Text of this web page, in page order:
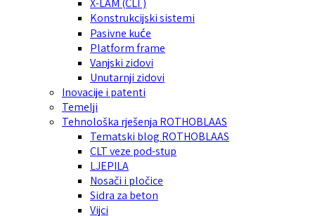
X-LAM (CLT)
Konstrukcijski sistemi
Pasivne kuće
Platform frame
Vanjski zidovi
Unutarnji zidovi
Inovacije i patenti
Temelji
Tehnološka rješenja ROTHOBLAAS
Tematski blog ROTHOBLAAS
CLT veze pod-stup
LJEPILA
Nosači i pločice
Sidra za beton
Vijci